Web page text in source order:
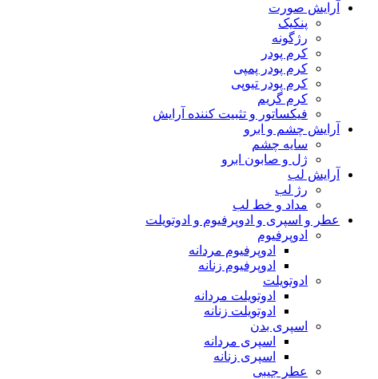
آرایش صورت
پنکیک
رژگونه
کرم پودر
کرم پودر پمپی
کرم پودر تیوپی
کرم گریم
فیکساتور و تثبیت کننده آرایش
آرایش چشم و ابرو
سایه چشم
ژل و صابون ابرو
آرایش لب
رژ لب
مداد و خط لب
عطر و اسپری و ادوپرفیوم و ادوتویلت
ادوپرفیوم
ادوپرفیوم مردانه
ادوپرفیوم زنانه
ادوتویلت
ادوتویلت مردانه
ادوتویلت زنانه
اسپری بدن
اسپری مردانه
اسپری زنانه
عطر جیبی